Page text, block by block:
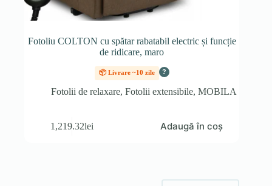
Fotoliu COLTON cu spătar rabatabil electric și funcție
de ridicare, maro
📦 Livrare ~10 zile ?
Fotolii de relaxare,Fotolii extensibile,MOBILA
1,219.32lei Adaugă în coș